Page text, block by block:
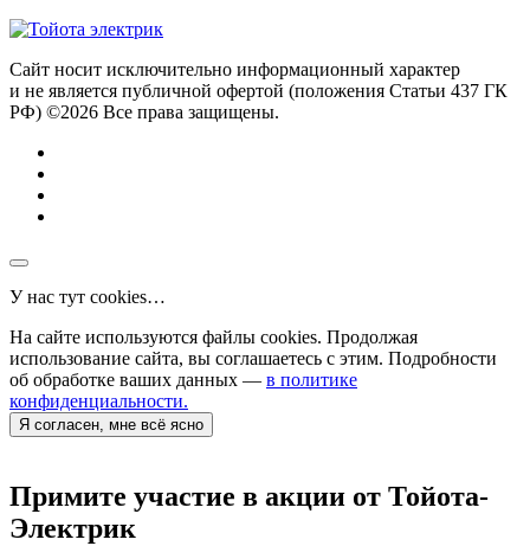
Сайт носит исключительно информационный характер
и не является публичной офертой (положения Статьи 437 ГК
РФ) ©2026 Все права защищены.
У нас тут cookies…
На сайте используются файлы cookies. Продолжая
использование сайта, вы соглашаетесь с этим. Подробности
об обработке ваших данных — в политике
конфиденциальности.
Я согласен, мне всё ясно
Примите участие в акции от Тойота-
Электрик